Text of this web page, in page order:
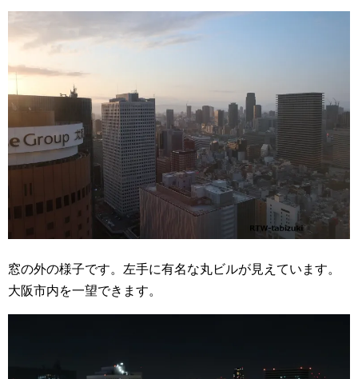
窓の外の様子です。左手に有名な丸ビルが見えています。
大阪市内を一望できます。